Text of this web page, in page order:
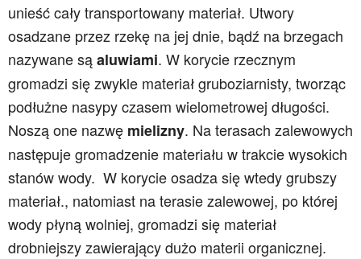
unieść cały transportowany materiał. Utwory
osadzane przez rzekę na jej dnie, bądź na brzegach
nazywane sąaluwiami. W korycie rzecznym
gromadzi się zwykle materiał gruboziarnisty, tworząc
podłużne nasypy czasem wielometrowej długości.
Noszą one nazwę mielizny. Na terasach zalewowych
następuje gromadzenie materiału w trakcie wysokich
stanów wody. W korycie osadza się wtedy grubszy
materiał., natomiast na terasie zalewowej, po której
wody płyną wolniej, gromadzi się materiał
drobniejszy zawierający dużo materii organicznej.